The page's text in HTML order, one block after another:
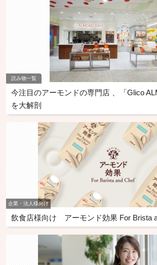
読み物一覧
今注目のアーモンドの専門店 、「Glico
を大解剖
企業・法人様向け
飲食店様向け アーモンド効果 For Brista